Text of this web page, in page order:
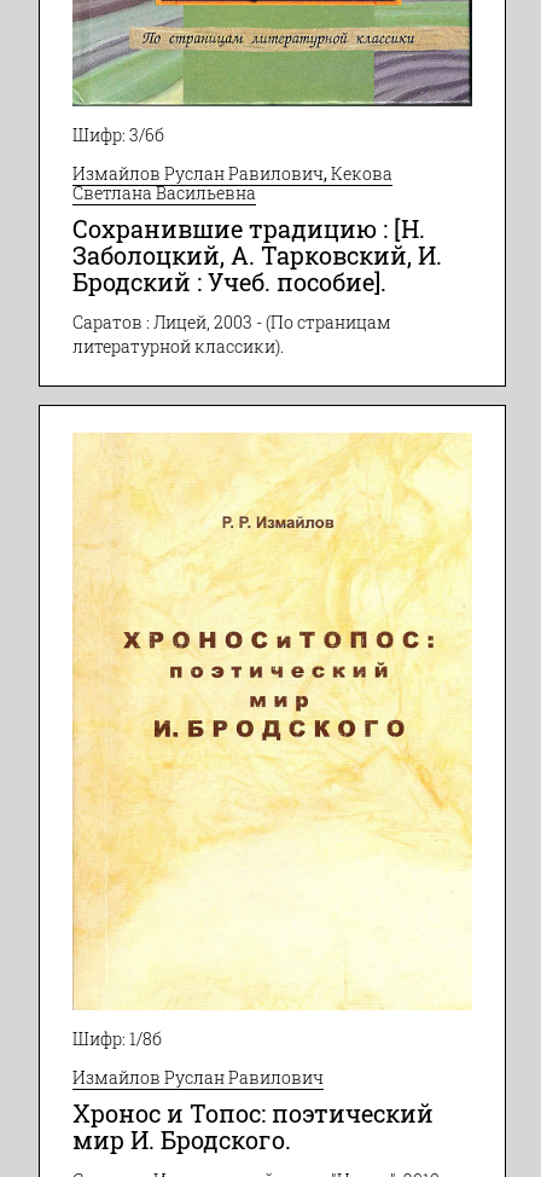
Шифр: 3/6б
Измайлов Руслан Равилович,Кекова
Светлана Васильевна
Сохранившие традицию : [Н.
Заболоцкий, А. Тарковский, И.
Бродский : Учеб. пособие].
Саратов : Лицей, 2003 - (По страницам
литературной классики).
Шифр: 1/8б
Измайлов Руслан Равилович
Хронос и Топос: поэтический
мир И. Бродского.